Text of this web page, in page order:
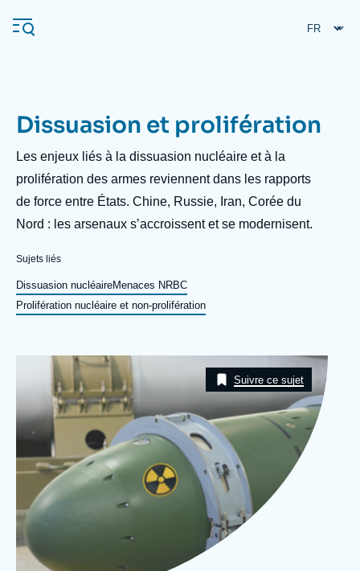
au
contenu
Navigation
principale
L'Ifri
Analyses
Événements
Nous soutenir
À propos de l'Ifri
L'Ifri en bref Proche-Orient
Dissuasion et prolifération
Description
Les enjeux liés à la dissuasion nucléaire et à la
prolifération des armes reviennent dans les rapports
de force entre États. Chine, Russie, Iran, Corée du
Nord : les arsenaux s’accroissent et se modernisent.
Sujets liés
Dissuasion nucléaireMenaces NRBC
Prolifération nucléaire et non-prolifération
Taxonomie
Suivre ce sujet